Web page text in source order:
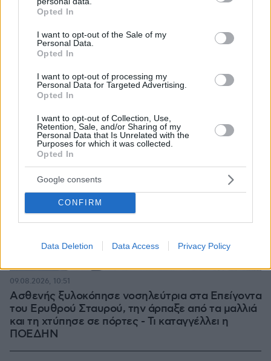
grant or deny consent to Google and its third-party tags to
use your data for below specified purposes in below Google
consent section.
Opted In
I want to opt-out of the Sale of my
Personal Data.
Opted In
I want to opt-out of processing my
Personal Data for Targeted Advertising.
Opted In
I want to opt-out of Collection, Use,
Retention, Sale, and/or Sharing of my
Personal Data that Is Unrelated with the
Purposes for which it was collected.
Opted In
Google consents
CONFIRM
Data Deletion Data Access Privacy Policy
Ασθενής ξυλοκόπησε νοσηλεύτρια στα Επείγοντα
του Ερυθρού Σταυρού, την άρπαξε από τα μαλλιά
και τη χτύπησε σε πόρτες - Τι καταγγέλλει η
ΠΟΕΔΗΝ
09.08.2026, 10:51